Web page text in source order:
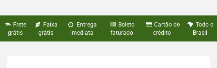
Frete
grátis
Faixa
grátis
Entrega
imediata
Boleto
faturado
Cartão de
crédito
Todo o
Brasil